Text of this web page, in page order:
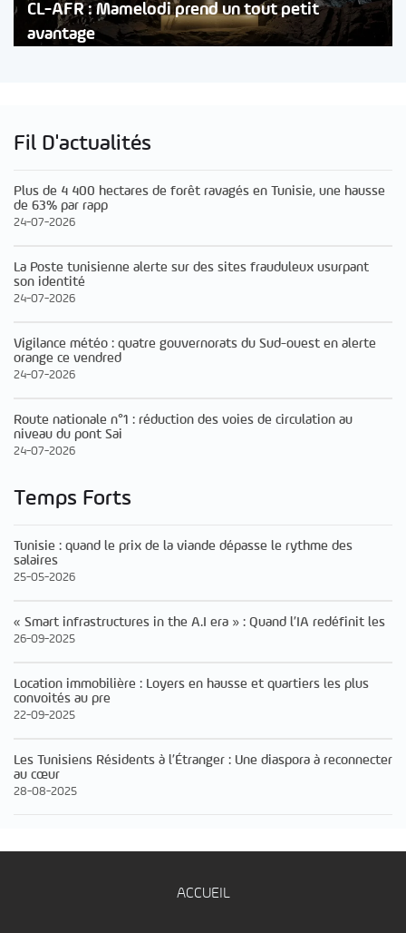
CL-AFR : Mamelodi prend un tout petit
avantage
Fil D'actualités
Plus de 4 400 hectares de forêt ravagés en Tunisie, une hausse
de 63% par rapp
24-07-2026
La Poste tunisienne alerte sur des sites frauduleux usurpant
son identité
24-07-2026
Vigilance météo : quatre gouvernorats du Sud-ouest en alerte
orange ce vendred
24-07-2026
Route nationale n°1 : réduction des voies de circulation au
niveau du pont Sai
24-07-2026
Temps Forts
Tunisie : quand le prix de la viande dépasse le rythme des
salaires
25-05-2026
« Smart infrastructures in the A.I era » : Quand l’IA redéfinit les
26-09-2025
Location immobilière : Loyers en hausse et quartiers les plus
convoités au pre
22-09-2025
Les Tunisiens Résidents à l’Étranger : Une diaspora à reconnecter
au cœur
28-08-2025
ACCUEIL